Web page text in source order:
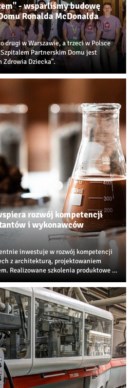
- wsparliśmy budowę
Ronalda McDonalda
drugi w Warszawie, a trzeci w Polsce
Partnerskim Domu jest
Dziecka".
rozwój kompetencji
i wykonawców
inwestuje w rozwój kompetencji
z architekturą, projektowaniem
Realizowane szkolenia produktowe i